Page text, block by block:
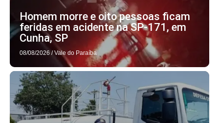
Homem morre e oito pessoas ficam
feridas em acidente na SP-171, em
Cunha, SP
08/08/2026 / Vale do Paraíba